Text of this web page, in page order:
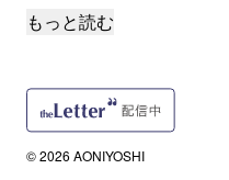
誰でも
誰でも
2022.03.17
もっと読む
© 2026 AONIYOSHI